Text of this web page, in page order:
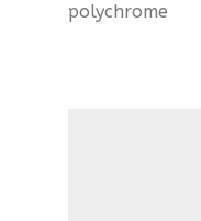
polychrome